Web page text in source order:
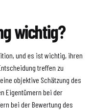
wichtig?
und es ist wichtig, ihren
treffen zu
objektive Schätzung des
Eigentümern bei der
bei der Bewertung des